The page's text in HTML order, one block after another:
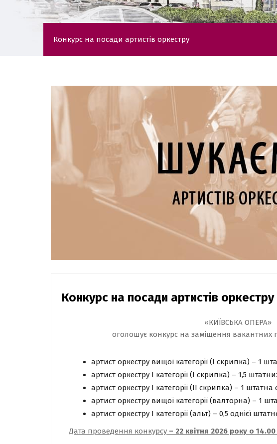
Конкурс на посади артистів оркестру
Конкурс на посади артистів оркестру
«КИЇВСЬКА ОПЕРА»
оголошує конкурс на заміщення вакантних
артист оркестру вищої категорії (І скрипка) – 1
артист оркестру І категорії (І скрипка) – 1,5
артист оркестру І категорії (ІІ скрипка) – 1
артист оркестру вищої категорії (валторна) – 1
артист оркестру І категорії (альт) – 0,5 однієї
Дата проведення конкурсу – 22 квітня 2026 року о 14.00